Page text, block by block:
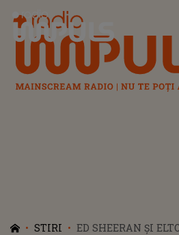
Radio Impuls
STIRI
ED SHEERAN ȘI